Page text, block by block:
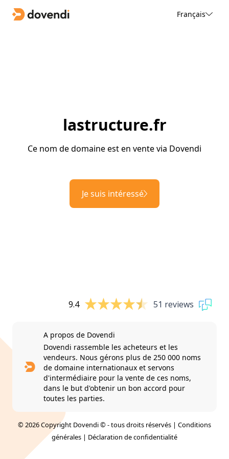
Français
lastructure.fr
Ce nom de domaine est en vente via Dovendi
Je suis intéressé
9.4 51 reviews
A propos de Dovendi
Dovendi rassemble les acheteurs et les
vendeurs. Nous gérons plus de 250 000 noms
de domaine internationaux et servons
d'intermédiaire pour la vente de ces noms,
dans le but d'obtenir un bon accord pour
toutes les parties.
© 2026 Copyright Dovendi © - tous droits réservés | Conditions
générales | Déclaration de confidentialité